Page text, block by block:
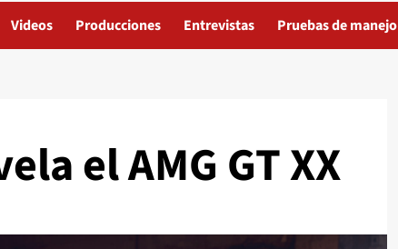
Videos Producciones Entrevistas Pruebas de manejo
el AMG GT XX